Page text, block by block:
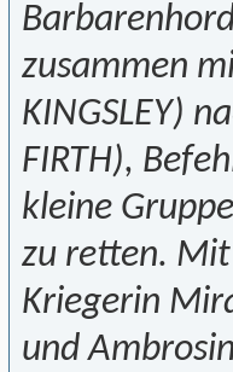
zusammen
KINGSLEY)
FIRTH),
kleine
zu retten.
Kriegerin
und